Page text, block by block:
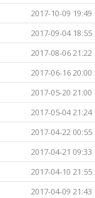
2017-10-09 19:49
2017-09-04 18:55
2017-08-06 21:22
2017-06-16 20:00
2017-05-20 21:00
2017-05-04 21:24
2017-04-22 00:55
2017-04-21 09:33
2017-04-10 21:55
2017-04-09 21:43